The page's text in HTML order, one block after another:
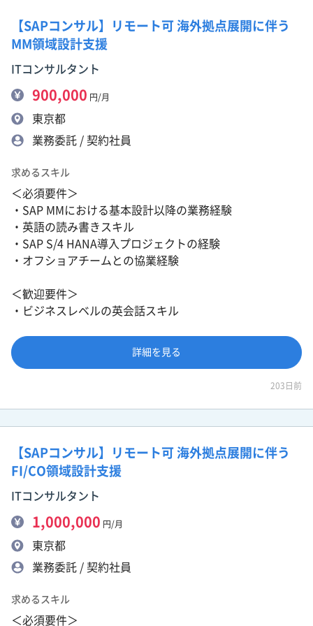
【SAPコンサル】リモート可 海外拠点展開に伴う
MM領域設計支援
ITコンサルタント
900,000 円/月
東京都
業務委託 / 契約社員
求めるスキル
＜必須要件＞
・SAP MMにおける基本設計以降の業務経験
・英語の読み書きスキル
・SAP S/4 HANA導入プロジェクトの経験
・オフショアチームとの協業経験
＜歓迎要件＞
・ビジネスレベルの英会話スキル
詳細を見る
203日前
【SAPコンサル】リモート可 海外拠点展開に伴う
FI/CO領域設計支援
ITコンサルタント
1,000,000 円/月
東京都
業務委託 / 契約社員
求めるスキル
＜必須要件＞